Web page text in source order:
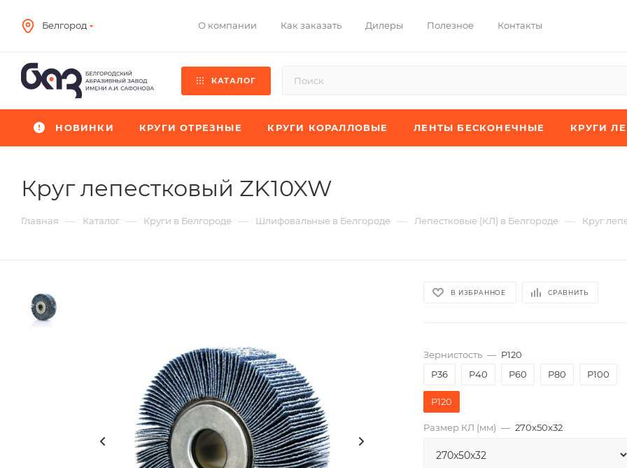
Белгород О компании Как заказать Дилеры Полезное Контакты
КАТАЛОГ
НОВИНКИ КРУГИ ОТРЕЗНЫЕ КРУГИ КОРАЛЛОВЫЕ ЛЕНТЫ БЕСКОНЕЧНЫЕ КРУГИ
Круг лепестковый ZK10XW
Главная — Каталог — Круги в Белгороде — Шлифовальные в Белгороде — Лепестковые (КЛ) в Белгороде — Круг
В ИЗБРАННОЕ СРАВНИТЬ
Зернистость — P120
P36
P40 P60 P80 P100
P120
Размер КЛ (мм) — 270x50x32